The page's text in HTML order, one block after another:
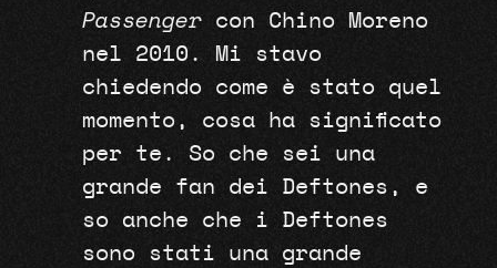
Passenger con Chino Moreno
nel 2010. Mi stavo
chiedendo come è stato quel
momento, cosa ha significato
per te. So che sei una
grande fan dei Deftones, e
so anche che i Deftones
sono stati una grande